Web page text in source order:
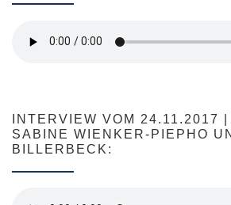
INTERVIEW VOM 24.11.2017
SABINE WIENKER-PIEPHO
BILLERBECK: